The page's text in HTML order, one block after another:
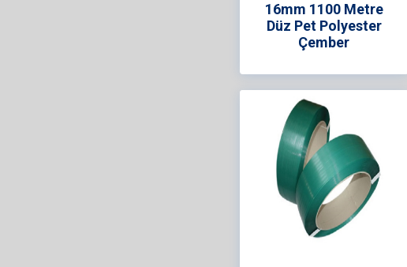
16mm 1100 Metre
Düz Pet Polyester
Çember